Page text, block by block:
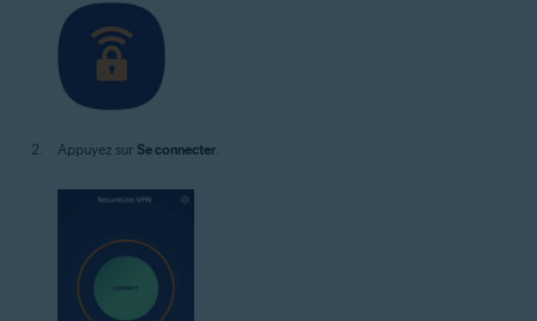
Appuyez sur Se connecter.